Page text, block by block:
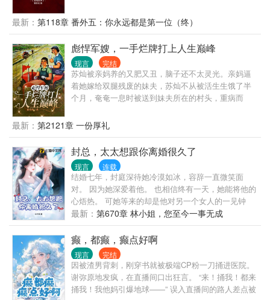
妇，她在帮特务修无线电发射台（误）。 陆定远：
…… 后来：真香！
姗姗来迟，却坐在全场的主位上，连翻译司司长对他
都毕恭毕敬。 周惜装作不认识他，面带笑容，敬了他
一杯酒。 他气场凌然，嗓音低沉慵懒，“章老带的学生
不会错的。” 宴会结束，他们心照不宣的进了1308的房
门。 — 待周惜意识到事情脱轨时，果断提出停止他们
之间的关系。 应珩之指腹缓缓摩挲她的下巴，面色冷
漠，声音暗哑像是压着怒火，“你把我当做什么？” 周
惜扭头，语气平静，“枕边挚友而已。” 他怒极反笑，
脸。 他掀了掀眼皮，声音阴沉漠然，面无表情
说，“好，别后悔就好。” — 几个月后的高级晚宴上，
周惜盛装出席，终于目睹了沪圈顶级豪门千金的姿
容。 拍卖会后，人人都听说了京圈太子爷应珩之连续
拍下数十个藏品，豪掷八十个亿。 身旁好友惊讶问他
原因。 他双眸浓黑如墨，视线始终落在和旁边人欢声
笑语的女人身上。 他强压暗瘾，声音晦暗低语。 “哄
人”
最新： 第118章 番外五：你永远都是第一位（终）
彪悍军嫂，一手烂牌打上人生巅峰
现言 完结
苏灿被亲妈养的又肥又丑，脑子还不太灵光。亲妈逼
着她嫁给双腿残废的妹夫，苏灿不从被活生生饿了半
个月，奄奄一息时被送到妹夫所在的村头，重病而
壁，要钱没钱，要饭没饭。看着残废的兵哥哥和身边
骨瘦如柴的三个熊孩子，看她如何把一手烂牌打成王
炸！
最新： 第2121章 一份厚礼
封总，太太想跟你离婚很久了
现言 连载
结婚七年，封庭深待她冷漠如冰，容辞一直微笑面
对。 因为她深爱着他。 也相信终有一天，她能将他的
心焐热。 可她等来的却是他对另一个女人的一见钟
情，呵护备至。 她依旧苦苦坚守他们的婚姻。 直到她
生日当天，千里迢迢飞国外找他和女儿，他却带着女
儿去陪那个女人，丢她一个人独守空房。 她终于彻底
死心。 看着亲手带大的女儿要别的女人做她妈妈，容
辞也不再心疼。 拟好离婚协议，放弃抚养权，她潇洒
离去，从此对他们父女不闻不问，坐等离婚证办下
来。 放弃家庭，回归事业，昔日被所有人看不起的她
轻易挣得过千亿的身家。 然而她左等右等，离婚证没
最新： 第670章 林小姐，您至今一事无成
癫，都癫，癫点好啊
现言 完结
因被渣男背刺，刚穿书就被极端CP粉一刀捅进医院。
谢弥原地发疯，在直播间口出狂言。 “来！捅我！都来
捅我！我他妈引爆地球——” 误入直播间的路人差点被